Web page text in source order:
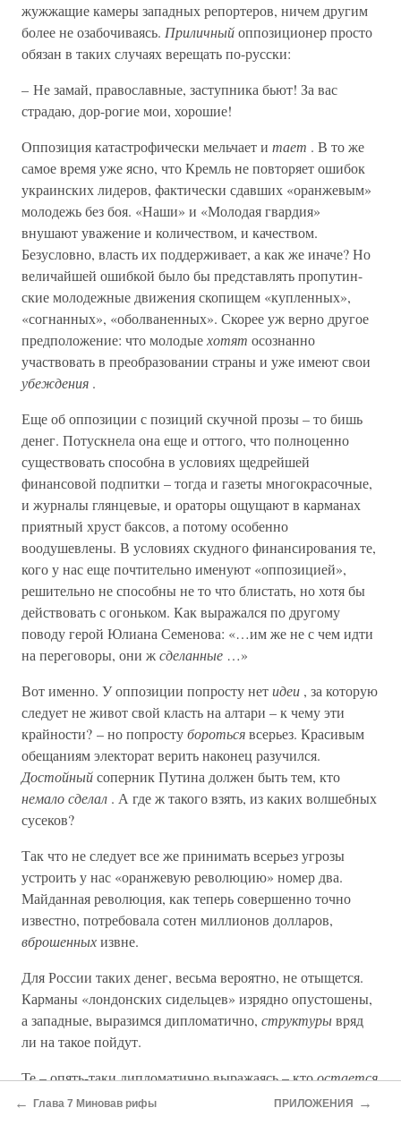
жужжащие камеры западных репортеров, ничем другим
более не озабочиваясь. Приличныйоппозиционер просто
обязан в таких случаях верещать по-русски:
– Не замай, православные, заступника бьют! За вас
страдаю, дор-рогие мои, хорошие!
Оппозиция катастрофически мельчает и тает . В то же
самое время уже ясно, что Кремль не повторяет ошибок
украинских лидеров, фактически сдавших «оранжевым»
молодежь без боя. «Наши» и «Молодая гвардия»
внушают уважение и количеством, и качеством.
Безусловно, власть их поддерживает, а как же иначе? Но
величайшей ошибкой было бы представлять пропутин-
ские молодежные движения скопищем «купленных»,
«согнанных», «оболваненных». Скорее уж верно другое
предположение: что молодыехотят осознанно
участвовать в преобразовании страны и уже имеют свои
убеждения .
Еще об оппозиции с позиций скучной прозы – то бишь
денег. Потускнела она еще и оттого, что полноценно
существовать способна в условиях щедрейшей
финансовой подпитки – тогда и газеты многокрасочные,
и журналы глянцевые, и ораторы ощущают в карманах
приятный хруст баксов, а потому особенно
воодушевлены. В условиях скудного финансирования те,
кого у нас еще почтительно именуют «оппозицией»,
решительно не способны не то что блистать, но хотя бы
действовать с огоньком. Как выражался по другому
поводу герой Юлиана Семенова: «…им же не с чем идти
на переговоры, они жсделанные …»
Вот именно. У оппозиции попросту нетидеи , за которую
следует не живот свой класть на алтари – к чему эти
крайности? – но попростуборотьсявсерьез. Красивым
обещаниям электорат верить наконец разучился.
Достойныйсоперник Путина должен быть тем, кто
немало сделал . А где ж такого взять, из каких волшебных
сусеков?
Так что не следует все же принимать всерьез угрозы
устроить у нас «оранжевую революцию» номер два.
Майданная революция, как теперь совершенно точно
известно, потребовала сотен миллионов долларов,
вброшенныхизвне.
Для России таких денег, весьма вероятно, не отыщется.
Карманы «лондонских сидельцев» изрядно опустошены,
а западные, выразимся дипломатично, структурывряд
ли на такое пойдут.
Те – опять-таки дипломатично выражаясь – ктоостается
в стране, вряд ли будут «вкладываться» в какую бы то ни
← Глава 7 Миновав рифы ПРИЛОЖЕНИЯ →